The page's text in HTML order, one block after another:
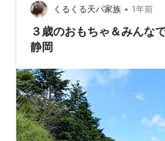
あり谷ありの巨大迷路は、約
ニスコート18面が入る広さ
くるくる天パ家族 • 1年前
３歳のおもちゃ＆みんな
静岡